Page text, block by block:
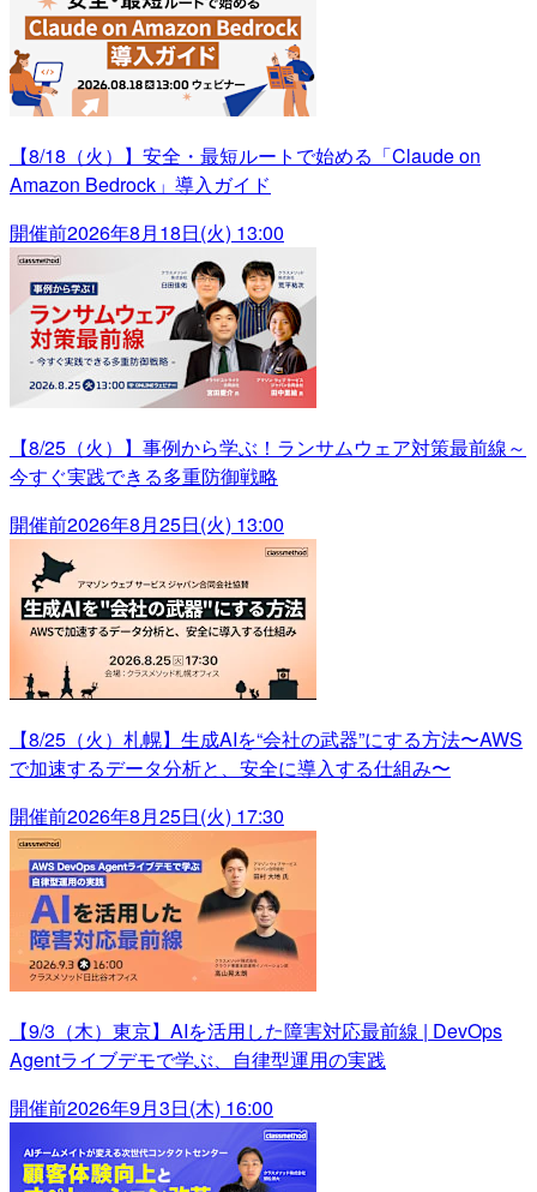
【8/18（火）】安全・最短ルートで始める「Claude on
Amazon Bedrock」導入ガイド
開催前2026年8月18日(火) 13:00
【8/25（火）】事例から学ぶ！ランサムウェア対策最前線～
今すぐ実践できる多重防御戦略
開催前2026年8月25日(火) 13:00
【8/25（火）札幌】生成AIを“会社の武器”にする方法〜AWS
で加速するデータ分析と、安全に導入する仕組み〜
開催前2026年8月25日(火) 17:30
【9/3（木）東京】AIを活用した障害対応最前線 | DevOps
Agentライブデモで学ぶ、自律型運用の実践
開催前2026年9月3日(木) 16:00